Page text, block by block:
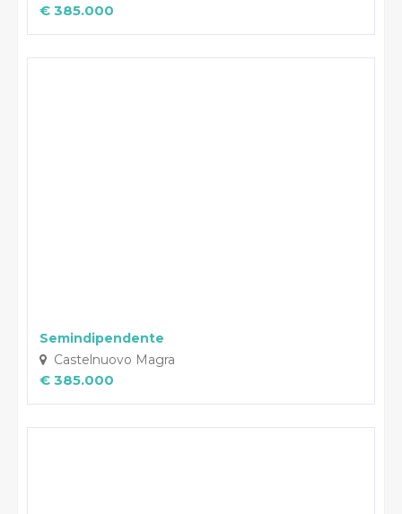
€ 385.000
Semindipendente
Castelnuovo Magra
€ 385.000